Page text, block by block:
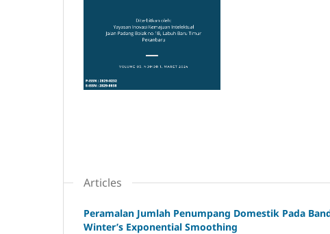
Articles
Peramalan Jumlah Penumpang Domestik Pada
Winter’s Exponential Smoothing